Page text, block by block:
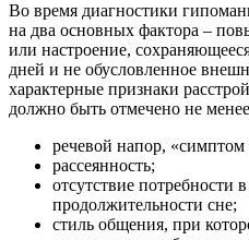
Во время диагностики
на два основных фактора –
или настроение,
дней и не обусловленное
характерные признаки
должно быть отмечено не
речевой напор, «симптом
рассеянность;
отсутствие потребности
продолжительности сне;
стиль общения, при